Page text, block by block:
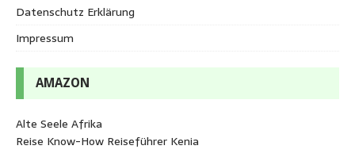
Datenschutz Erklärung
Impressum
AMAZON
Alte Seele Afrika
Reise Know-How Reiseführer Kenia